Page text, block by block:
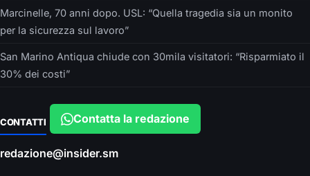
Marcinelle, 70 anni dopo. USL: “Quella tragedia sia un monito
per la sicurezza sul lavoro”
San Marino Antiqua chiude con 30mila visitatori: “Risparmiato il
30% dei costi”
CONTATTI Contatta la redazione
redazione@insider.sm